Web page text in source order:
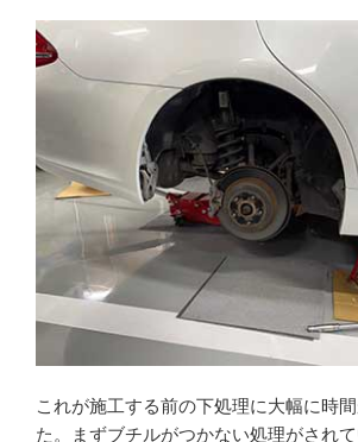
これが施工する前の下処理に大幅に時
た。まずブチルがつかない処理がされ